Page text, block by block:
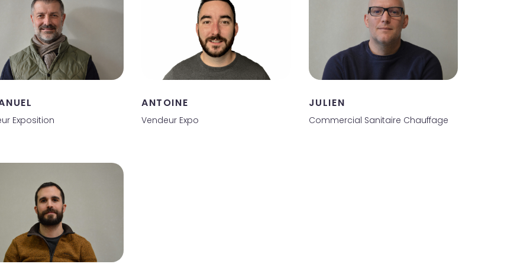
Exposition
ANTOINE
Vendeur Expo
JULIEN
Commercial Sanitaire Chauffage